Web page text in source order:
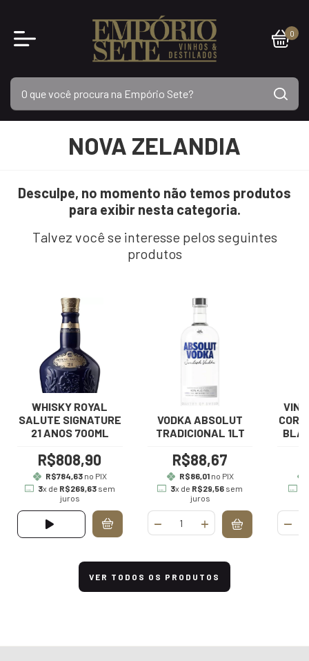
0
NOVA ZELANDIA
Desculpe, no momento não temos produtos
para exibir nesta categoria.
Talvez você se interesse pelos seguintes
produtos
WHISKY ROYAL
SALUTE SIGNATURE
21 ANOS 700ML
R$808,90
R$784,63no PIX
3x de R$269,63 sem
juros
VODKA ABSOLUT
TRADICIONAL 1LT
R$88,67
R$86,01no PIX
3x de R$29,56 sem
juros
VER TODOS OS PRODUTOS